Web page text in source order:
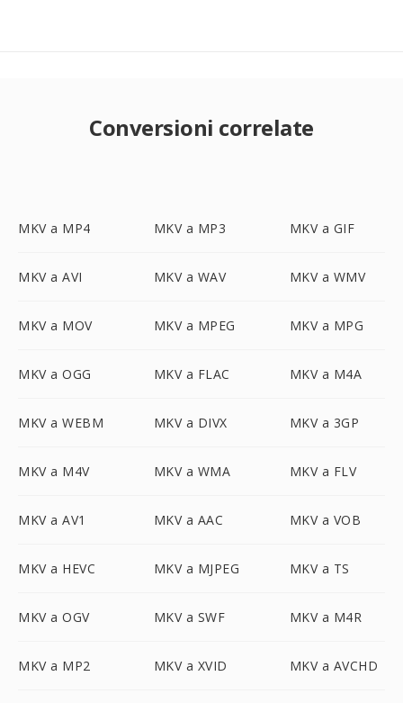
Conversioni correlate
MKV a MP4 MKV a MP3 MKV a GIF
MKV a AVI MKV a WAV MKV a WMV
MKV a MOV MKV a MPEG MKV a MPG
MKV a OGG MKV a FLAC MKV a M4A
MKV a WEBM MKV a DIVX MKV a 3GP
MKV a M4V MKV a WMA MKV a FLV
MKV a AV1 MKV a AAC MKV a VOB
MKV a HEVC MKV a MJPEG MKV a TS
MKV a OGV MKV a SWF MKV a M4R
MKV a MP2 MKV a XVID MKV a AVCHD